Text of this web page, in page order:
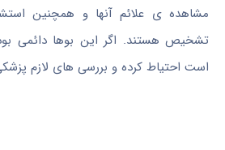
مشاهده ی علائم آنها و همچنین
تشخیص هستند. اگر این بوها دائمی
است احتیاط کرده و بررسی های لازم